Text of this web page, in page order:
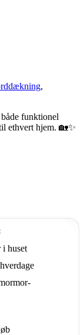
,
funktionel
ethvert hjem. 🏡✨
i huset